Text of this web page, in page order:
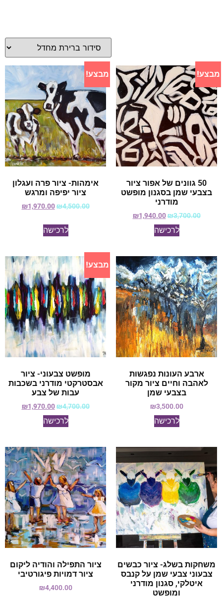
מבצע!
50 גוונים של אפור ציור
בצבעי שמן בסגנון מופשט
מודרני
₪3,700.00
₪1,940.00
לרכישה
מבצע!
אימהות- ציור פרה ועגלון
ציור יפיפה ומרגש
₪4,500.00
₪1,970.00
לרכישה
ארבע העונות נפגשות
לאהבה וחיים ציור מקור
בצבעי שמן
₪3,500.00
לרכישה
מבצע!
מופשט צבעוני- ציור
אבסטרקטי מודרני בשכבות
עבות של צבע
₪4,700.00
₪1,970.00
לרכישה
משחקות בשלג- ציור כבשים
צבעוני צבעי שמן על קנבס
איטלקי, סגנון מודרני
ומופשט
ציור התפילה והודיה ליקום
ציור דמויות פיגורטיבי
₪4,400.00